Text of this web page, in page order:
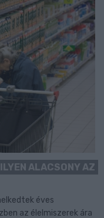
ALACSONY AZ
éves
az élelmiszerek ára